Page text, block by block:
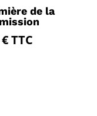
de la
€TTC